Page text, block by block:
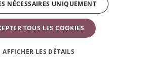
TOUS LES COOKIES
NÉCESSAIRES UNIQUEMENT
AFFICHER LES DÉTAILS